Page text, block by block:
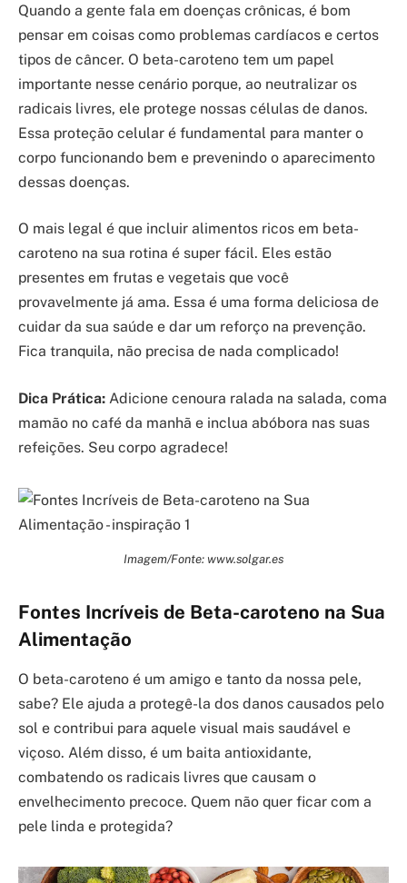
Quando a gente fala em doenças crônicas, é bom
pensar em coisas como problemas cardíacos e certos
tipos de câncer. O beta-caroteno tem um papel
importante nesse cenário porque, ao neutralizar os
radicais livres, ele protege nossas células de danos.
Essa proteção celular é fundamental para manter o
corpo funcionando bem e prevenindo o aparecimento
dessas doenças.
O mais legal é que incluir alimentos ricos em beta-
caroteno na sua rotina é super fácil. Eles estão
presentes em frutas e vegetais que você
provavelmente já ama. Essa é uma forma deliciosa de
cuidar da sua saúde e dar um reforço na prevenção.
Fica tranquila, não precisa de nada complicado!
Dica Prática: Adicione cenoura ralada na salada, coma
mamão no café da manhã e inclua abóbora nas suas
refeições. Seu corpo agradece!
Imagem/Fonte: www.solgar.es
Fontes Incríveis de Beta-caroteno na Sua
Alimentação
O beta-caroteno é um amigo e tanto da nossa pele,
sabe? Ele ajuda a protegê-la dos danos causados pelo
sol e contribui para aquele visual mais saudável e
viçoso. Além disso, é um baita antioxidante,
combatendo os radicais livres que causam o
envelhecimento precoce. Quem não quer ficar com a
pele linda e protegida?